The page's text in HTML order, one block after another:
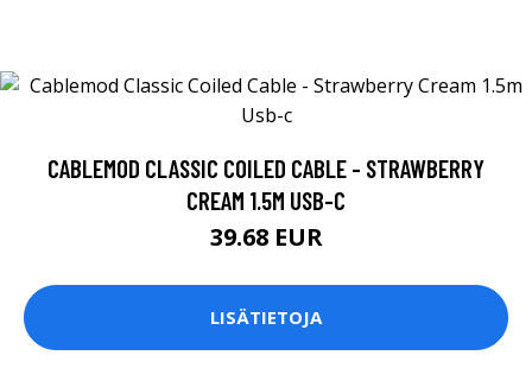
CABLEMOD CLASSIC COILED CABLE - STRAWBERRY
CREAM 1.5M USB-C
39.68 EUR
LISÄTIETOJA